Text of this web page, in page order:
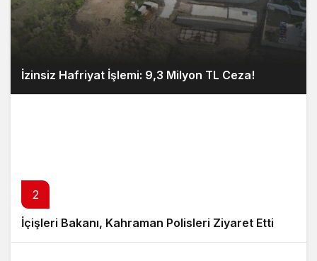
İzinsiz Hafriyat İşlemi: 9,3 Milyon TL Ceza!
2
İçişleri Bakanı, Kahraman Polisleri Ziyaret Etti